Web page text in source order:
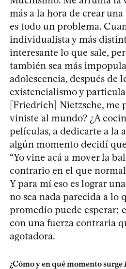
más a la hora de crear una
es todo un problema.
individualista y más
interesante lo que sale,
también sea más
adolescencia, después de
existencialismo y
[Friedrich] Nietzsche, me
viniste al mundo? ¿A
películas, a dedicarte a la
algún momento decidí
“Yo vine acá a mover la
contrario en el que
Y para mí eso es lograr
no sea nada parecida a lo
promedio puede esperar;
con una fuerza contraria
agotadora.
¿Cómo y en qué momento surge